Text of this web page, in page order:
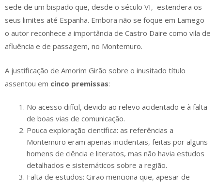
sede de um bispado que, desde o século VI, estendera os
seus limites até Espanha. Embora não se foque em Lamego
o autor reconhece a importância de Castro Daire como vila de
afluência e de passagem, no Montemuro.
A justificação de Amorim Girão sobre o inusitado título
assentou em cinco premissas:
No acesso difícil, devido ao relevo acidentado e à falta
de boas vias de comunicação. ​
Pouca exploração científica: as referências a
Montemuro eram apenas incidentais, feitas por alguns
homens de ciência e literatos, mas não havia estudos
detalhados e sistemáticos sobre a região. ​
Falta de estudos: Girão menciona que, apesar de